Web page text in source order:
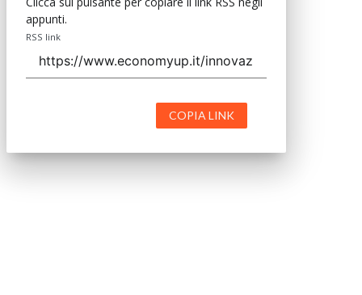
appunti.
RSS link
COPIA LINK